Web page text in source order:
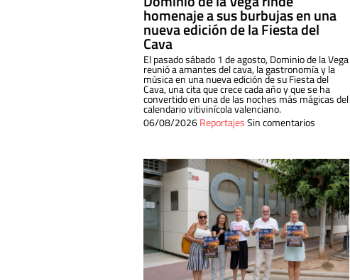
homenaje a sus burbujas en una
nueva edición de la Fiesta del
Cava
El pasado sábado 1 de agosto, Dominio de la Vega
reunió a amantes del cava, la gastronomía y la
música en una nueva edición de su Fiesta del
Cava, una cita que crece cada año y que se ha
convertido en una de las noches más mágicas del
calendario vitivinícola valenciano.
06/08/2026ReportajesSin comentarios